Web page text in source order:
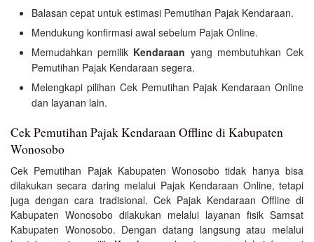
Balasan cepat untuk estimasi Pemutihan Pajak Kendaraan.
Mendukung konfirmasi awal sebelum Pajak Online.
Memudahkan pemilik Kendaraan yang membutuhkan Cek
Pemutihan Pajak Kendaraan segera.
Melengkapi pilihan Cek Pemutihan Pajak Kendaraan Online
dan layanan lain.
Cek Pemutihan Pajak Kendaraan Offline di Kabupaten
Wonosobo
Cek Pemutihan Pajak Kabupaten Wonosobo tidak hanya bisa
dilakukan secara daring melalui Pajak Kendaraan Online, tetapi
juga dengan cara tradisional. Cek Pajak Kendaraan Offline di
Kabupaten Wonosobo dilakukan melalui layanan fisik Samsat
Kabupaten Wonosobo. Dengan datang langsung atau melalui